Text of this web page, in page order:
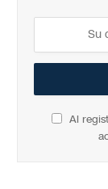
Al